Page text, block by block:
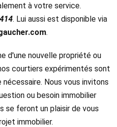
à votre service.
. Lui aussi est disponible via
.
d'une nouvelle propriété ou
courtiers expérimentés sont
Nous vous invitons
ou besoin immobilier
se feront un plaisir de vous
immobilier.